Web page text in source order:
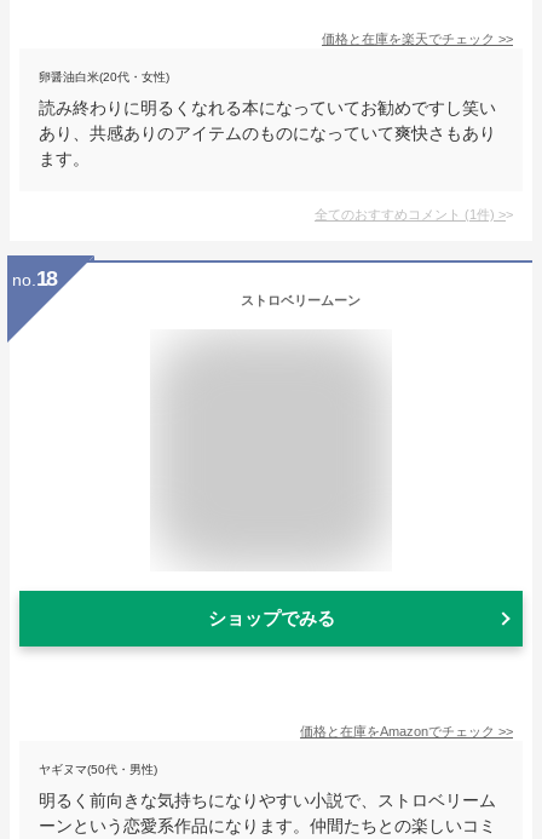
価格と在庫を楽天でチェック >>
卵醤油白米(20代・女性)
読み終わりに明るくなれる本になっていてお勧めですし笑い
あり、共感ありのアイテムのものになっていて爽快さもあり
ます。
全てのおすすめコメント (1件) >
no. 18
ストロベリームーン
ショップでみる
価格と在庫をAmazonでチェック >>
ヤギヌマ(50代・男性)
明るく前向きな気持ちになりやすい小説で、ストロベリーム
ーンという恋愛系作品になります。仲間たちとの楽しいコミ